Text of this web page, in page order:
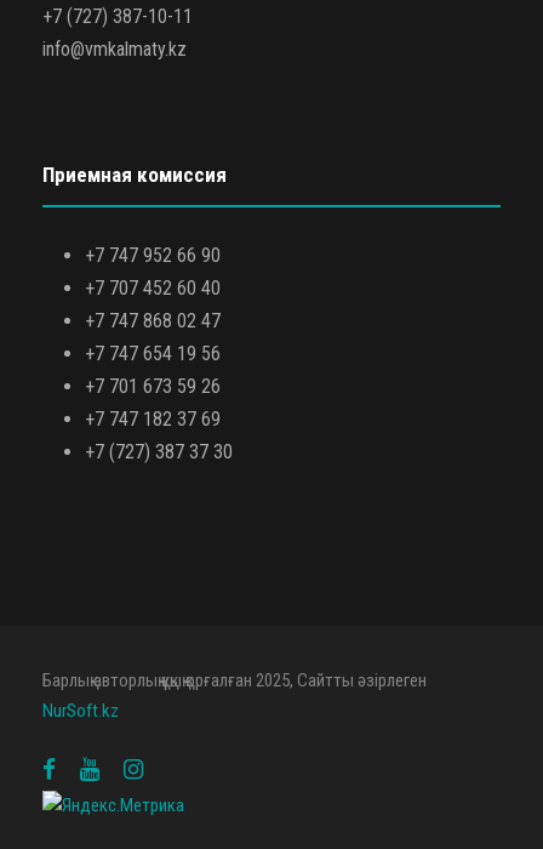
+7 (727) 387-10-11
info@vmkalmaty.kz
Приемная комиссия
+7 747 952 66 90
+7 707 452 60 40
+7 747 868 02 47
+7 747 654 19 56
+7 701 673 59 26
+7 747 182 37 69
+7 (727) 387 37 30
Барлық авторлық құқық қорғалған 2025, Сайтты әзірлеген
NurSoft.kz